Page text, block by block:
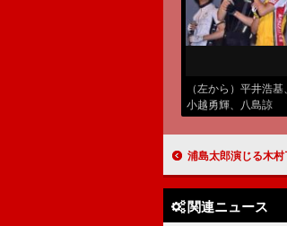
（左から）平井浩基
小越勇輝、八島諒
浦島太郎演じる木村了、「お椀で鬼が島に行
関連ニュース